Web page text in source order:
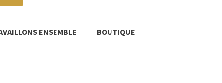
ENSEMBLE BOUTIQUE